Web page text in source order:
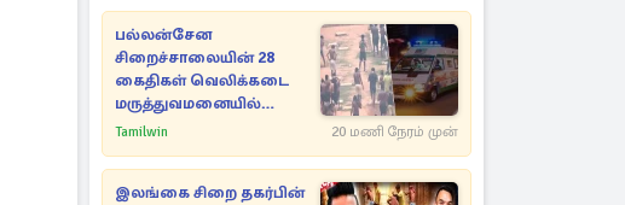
பல்லன்சேன
சிறைச்சாலையின் 28
கைதிகள் வெலிக்கடை
மருத்துவமனையில்
அனுமதி
Tamilwin 20 மணி நேரம் முன்
இலங்கை சிறை தகர்பின்